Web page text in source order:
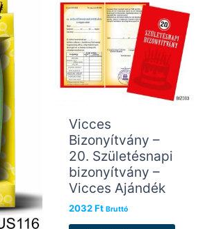
Vicces
Bizonyítvány –
20. Születésnapi
bizonyítvány –
Vicces Ajándék
2032Ft Bruttó